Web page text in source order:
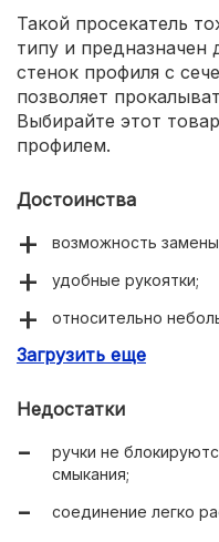
Такой просекатель
типу и предназначен
стенок профиля с
позволяет
Выбирайте этот
профилем.
Достоинства
возможность
удобные рукоятки;
относительно
есть возвратная
Загрузить еще
Недостатки
ручки не
смыкания;
соединение легко